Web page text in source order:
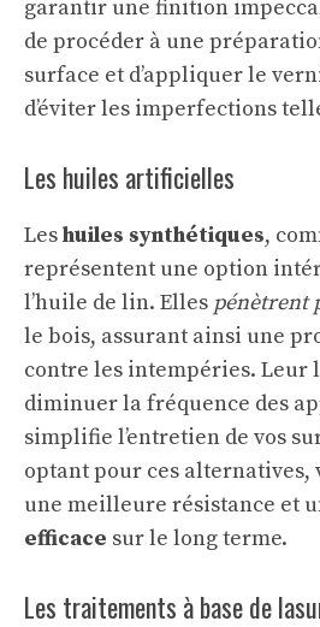
garantir une finition
de procéder à une
surface et d’appliquer le
d’éviter les imperfections
Les huiles artificielles
Leshuiles synthétiques,
représentent une option
l’huile de lin. Elles pénètrent
le bois, assurant ainsi une
contre les intempéries. Leur
diminuer la fréquence des
simplifie l’entretien de vos
optant pour ces alternatives,
une meilleure résistance et
efficace sur le long terme.
Les traitements à base de